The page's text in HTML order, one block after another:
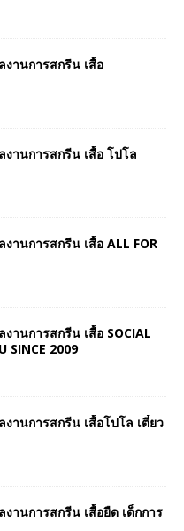
งานการสกรีน เสื้อ
งานการสกรีน เสื้อ โปโล
งานการสกรีน เสื้อ ALL FOR
งานการสกรีน เสื้อ SOCIAL
SINCE 2009
งานการสกรีน เสื้อโปโล เตี๋ยว
งานการสกรีน เสื้อยืด เด็กการ